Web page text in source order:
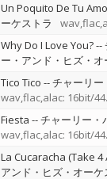
Un Poquito De Tu
ーケストラ
Why Do I Love You?--
ー・アンド・ヒズ・オ
Tico Tico --チャーリー
wav,flac,alac: 16bit/
Fiesta --チャーリー・
wav,flac,alac: 16bit/
La Cucaracha (Take
アンド・ヒズ・オーケ